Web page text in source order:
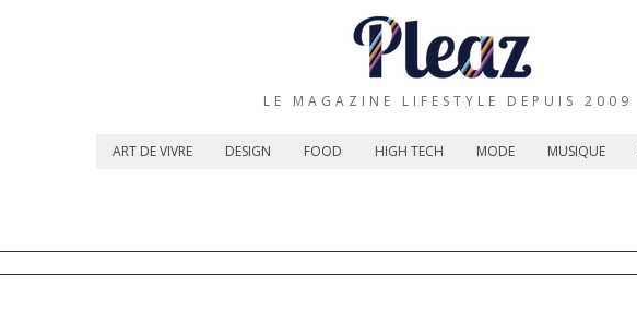
LE MAGAZINE LIFESTYLE DEPUIS 2009
ART DE VIVRE DESIGN FOOD HIGH TECH MODE MUSIQUE